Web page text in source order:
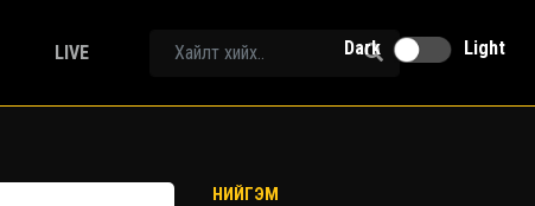
LIVE Dark Light
НИЙГЭМ